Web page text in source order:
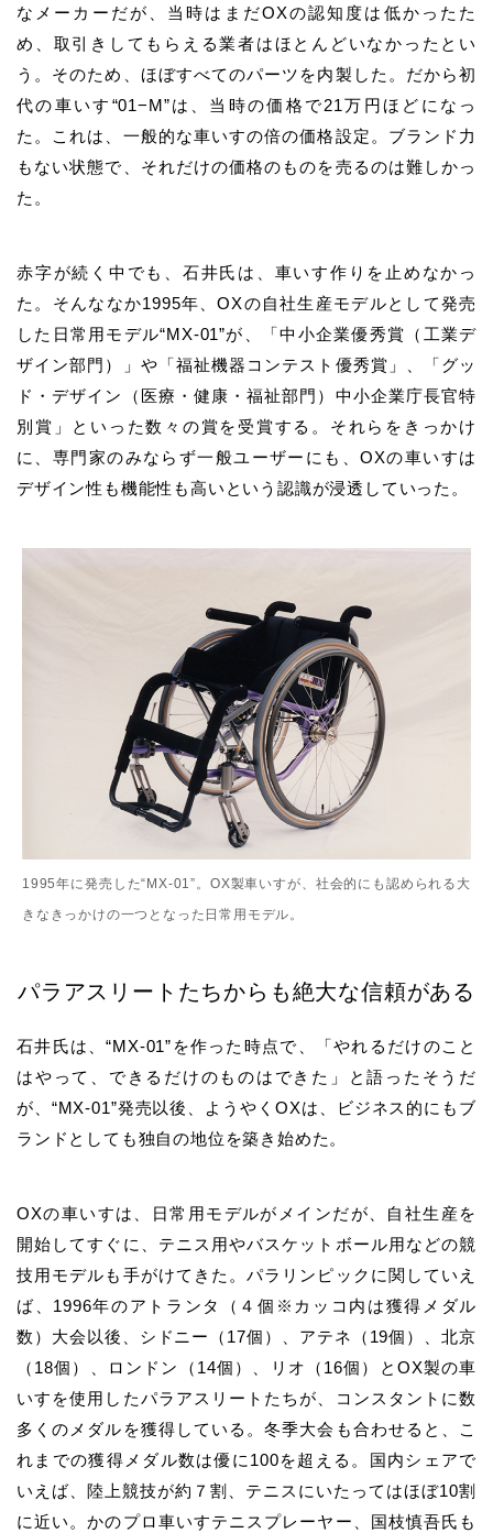
なメーカーだが、当時はまだOXの認知度は低かったた
め、取引きしてもらえる業者はほとんどいなかったとい
う。そのため、ほぼすべてのパーツを内製した。だから初
代の車いす “01−M”は、当時の価格で21万円ほどになっ
た。これは、一般的な車いすの倍の価格設定。ブランド力
もない状態で、それだけの価格のものを売るのは難しかっ
た。
赤字が続く中でも、 石井氏 は、車いす作りを止めなかっ
た。そんななか1995年、OXの自社生産モデルとして発売
した日常用モデル“MX-01”が、「中小企業優秀賞（工業デ
ザイン部門）」や「福祉機器コンテスト優秀賞」、「グッ
ド・デザイン（医療・健康・福祉部門）中小企業庁長官特
別賞」といった数々の賞を受賞する。それらをきっかけ
に、専門家のみならず一般ユーザーにも、OXの車いすは
デザイン性も機能性も高いという認識が浸透していった。
1995年に発売した“MX-01”。OX製車いすが、社会的にも認められる大
きなきっかけの一つとなった日常用モデル。
パラアスリートたちからも絶大な信頼がある
石井氏は、“MX-01” を作った時点で、「やれるだけのこと
はやって、できるだけのものはできた」と語ったそうだ
が、 “MX-01”発売以後、ようやくOXは、ビジネス的にもブ
ランドとしても独自の地位を築き始めた。
OXの車いすは、日常用モデルがメインだが、自社生産を
開始してすぐに、テニス用やバスケットボール用などの競
技用モデルも手がけてきた。パラリンピックに関していえ
ば、 1996年のアトランタ（４個 ※ カッコ内は獲得メダル
数）大会以後、シドニー（ 17個）、アテネ（ 19個）、北京
（ 18個）、ロンドン（ 14個）、リオ（ 16個）と OX製の車
いすを使用したパラアスリートたちが、コンスタントに数
多くのメダルを獲得している。冬季大会も合わせると、こ
れまでの獲得メダル数は優に 100を超える。国内シェアで
いえば、陸上競技が約７割、テニスにいたってはほぼ10割
に近い。かのプロ車いすテニスプレーヤー、 国枝慎吾氏も